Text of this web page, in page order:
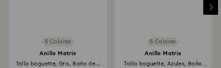
5 Colores
Anillo Matrix
Talla baguette, Gris, Baño de...
5 Colores
Anillo Matrix
Talla baguette, Azules, Baño